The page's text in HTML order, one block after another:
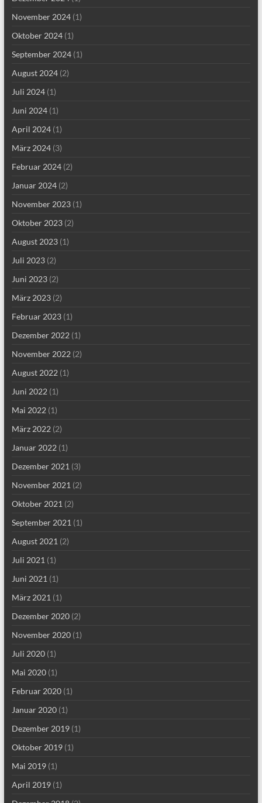
November 2024(1)
Oktober 2024(1)
September 2024(1)
August 2024(2)
Juli 2024(1)
Juni 2024(1)
April 2024(1)
März 2024(3)
Februar 2024(2)
Januar 2024(2)
November 2023(1)
Oktober 2023(2)
August 2023(1)
Juli 2023(2)
Juni 2023(2)
März 2023(2)
Februar 2023(1)
Dezember 2022(1)
November 2022(2)
August 2022(1)
Juni 2022(1)
Mai 2022(1)
März 2022(2)
Januar 2022(1)
Dezember 2021(3)
November 2021(2)
Oktober 2021(2)
September 2021(1)
August 2021(2)
Juli 2021(1)
Juni 2021(1)
März 2021(1)
Dezember 2020(2)
November 2020(1)
Juli 2020(1)
Mai 2020(1)
Februar 2020(1)
Januar 2020(1)
Dezember 2019(1)
Oktober 2019(1)
Mai 2019(1)
April 2019(1)